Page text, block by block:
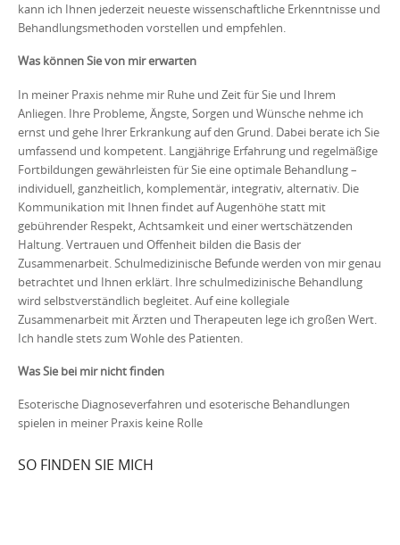
kann ich Ihnen jederzeit neueste wissenschaftliche Erkenntnisse und
Behandlungsmethoden vorstellen und empfehlen.
Was können Sie von mir erwarten
In meiner Praxis nehme mir Ruhe und Zeit für Sie und Ihrem
Anliegen. Ihre Probleme, Ängste, Sorgen und Wünsche nehme ich
ernst und gehe Ihrer Erkrankung auf den Grund. Dabei berate ich Sie
umfassend und kompetent. Langjährige Erfahrung und regelmäßige
Fortbildungen gewährleisten für Sie eine optimale Behandlung –
individuell, ganzheitlich, komplementär, integrativ, alternativ. Die
Kommunikation mit Ihnen findet auf Augenhöhe statt mit
gebührender Respekt, Achtsamkeit und einer wertschätzenden
Haltung. Vertrauen und Offenheit bilden die Basis der
Zusammenarbeit. Schulmedizinische Befunde werden von mir genau
betrachtet und Ihnen erklärt. Ihre schulmedizinische Behandlung
wird selbstverständlich begleitet. Auf eine kollegiale
Zusammenarbeit mit Ärzten und Therapeuten lege ich großen Wert.
Ich handle stets zum Wohle des Patienten.
Was Sie bei mir nicht finden
Esoterische Diagnoseverfahren und esoterische Behandlungen
spielen in meiner Praxis keine Rolle
SO FINDEN SIE MICH